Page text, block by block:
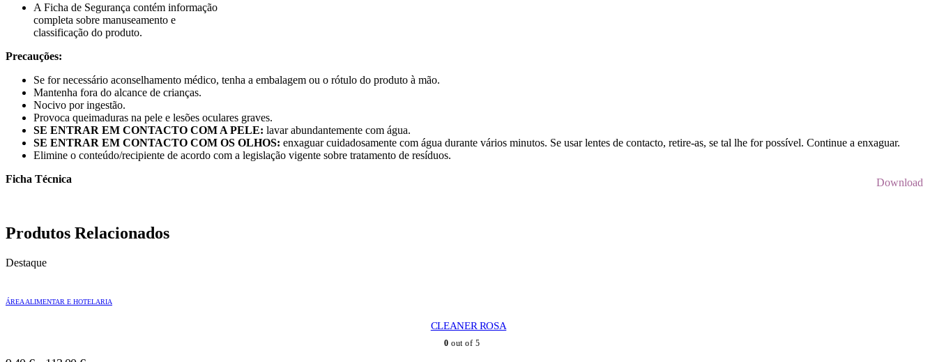
A Ficha de Segurança contém informação
completa sobre manuseamento e
classificação do produto.
Precauções:
Se for necessário aconselhamento médico, tenha a embalagem ou o rótulo do produto à mão.
Mantenha fora do alcance de crianças.
Nocivo por ingestão.
Provoca queimaduras na pele e lesões oculares graves.
SE ENTRAR EM CONTACTO COM A PELE: lavar abundantemente com água.
SE ENTRAR EM CONTACTO COM OS OLHOS: enxaguar cuidadosamente com água durante vários minutos. Se usar lentes de contacto, retire-as, se tal lhe for possível. Continue a enxaguar.
Elimine o conteúdo/recipiente de acordo com a legislação vigente sobre tratamento de resíduos.
Ficha Técnica
Download
Produtos Relacionados
Destaque
ÁREA ALIMENTAR E HOTELARIA
CLEANER ROSA
0 out of 5